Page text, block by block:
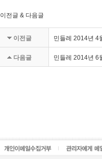
이전글 & 다음글
이전글 민들레 2014년 4
다음글 민들레 2014년 6